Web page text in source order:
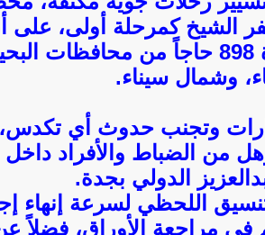
كفر الشيخ كمرحلة أولى، على
الأربعاء المقبل تصعيد وإعادة 898 حاجاً من
وشمال سيناء.
وتجنب حدوث أي تكدس،
من الضباط والأفراد
الدولي بجدة.
اللحظي لسرعة إنهاء
مراجعة الأوراق، فضلاً